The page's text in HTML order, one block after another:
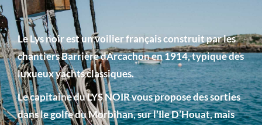
Le Lys noir est un voilier français construit par les
chantiers Barrière dArcachon en 1914, typique des
luxueux yachts classiques.
Le capitaine du LYS NOIR vous propose des sorties
dans le golfe du Morbihan, sur l’Ile D’Houat, mais